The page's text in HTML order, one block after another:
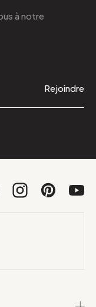
à notre
Rejoindre